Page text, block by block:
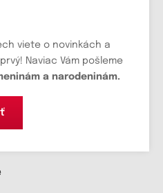
viete o novinkách a
Naviac Vám pošleme
a narodeninám.